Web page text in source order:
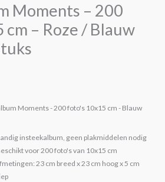
Moments – 200
cm – Roze / Blauw
Moments - 200 foto's 10x15 cm - Blauw
insteekalbum, geen plakmiddelen nodig
voor 200 foto's van 10x15 cm
23 cm breed x 23 cm hoog x 5 cm